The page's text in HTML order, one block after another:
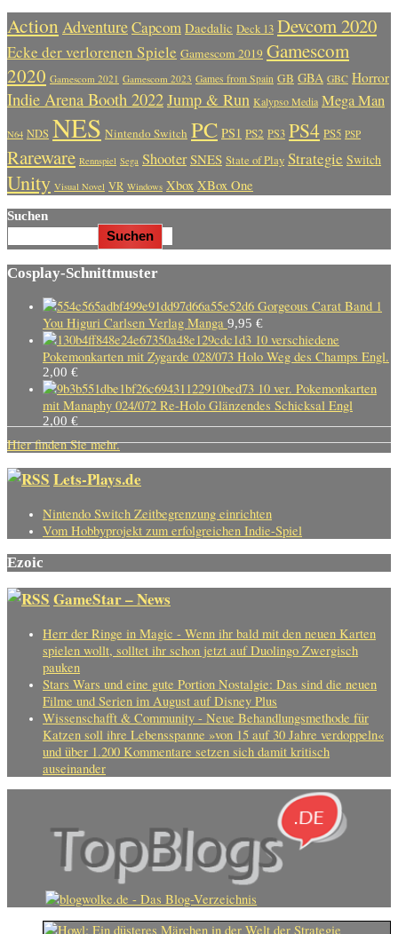
Action AdventureCapcom Daedalic Deck 13 Devcom 2020
Ecke der verlorenen Spiele Gamescom 2019 Gamescom
2020 Gamescom 2021 Gamescom 2023 Games from Spain GB GBA GBC Horror
Indie Arena Booth 2022Jump & Run Kalypso Media Mega Man
N64 NDS NES Nintendo Switch PC PS1 PS2 PS3 PS4 PS5 PSP
Rareware Rennspiel Sega Shooter SNES State of Play Strategie Switch
Unity Visual Novel VR Windows Xbox XBox One
Suchen
Suchen
Cosplay-Schnittmuster
Gorgeous Carat Band 1
You Higuri Carlsen Verlag Manga 9,95 €
10 verschiedene
Pokemonkarten mit Zygarde 028/073 Holo Weg des Champs Engl.
2,00 €
10 ver. Pokemonkarten
mit Manaphy 024/072 Re-Holo Glänzendes Schicksal Engl
2,00 €
Hier finden Sie mehr.
Lets-Plays.de
Nintendo Switch Zeitbegrenzung einrichten
Vom Hobbyprojekt zum erfolgreichen Indie-Spiel
Ezoic
GameStar – News
Herr der Ringe in Magic - Wenn ihr bald mit den neuen Karten
spielen wollt, solltet ihr schon jetzt auf Duolingo Zwergisch
pauken
Stars Wars und eine gute Portion Nostalgie: Das sind die neuen
Filme und Serien im August auf Disney Plus
Wissenschafft & Community - Neue Behandlungsmethode für
Katzen soll ihre Lebensspanne »von 15 auf 30 Jahre verdoppeln«
und über 1.200 Kommentare setzen sich damit kritisch
auseinander